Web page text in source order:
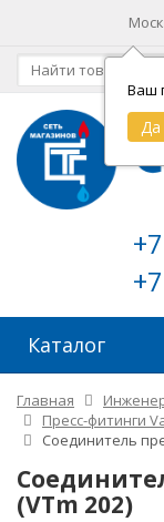
Ваш
Каталог
Главная
Пресс-фитинги
Соединитель
(VTm 202)